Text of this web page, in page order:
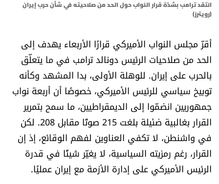
كتّابنا
تحت المجهر
آراء
اقتصاد
العالم
الصحافة الإسرائيلية
انتقد ترامب بشدّة قرار النواب حول الحد من صلاحيته في شأن حرب إيران
(رويترز)
أقرّ مجلس النواب الأميركي قرارًا الأربعاء يهدف إلى
الحد من صلاحيات الرئيس دونالد ترامب في ما يتعلّق
بالحرب على إيران. للوهلة الأولى، بدا المشهد وكأنه
توبيخ سياسي للرئيس الأميركي، خصوصًا أن أربعة نواب
جمهوريين انضمّوا إلى الديمقراطيين، ما سمح بتمرير
القرار بغالبية ضئيلة بلغت 215 صوتًا مقابل 208. لكن
في واشنطن، لا تكفي العناوين لفهم الوقائع، إذ إن
القرار، رغم رمزيته السياسية، لا يغيّر شيئًا في قدرة
الرئيس الأميركي على إدارة الأزمة مع إيران عمليًا.